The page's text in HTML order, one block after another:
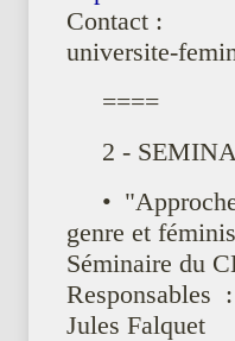
Contact :
universite-
====
2 -
•
genre et
Séminaire du
Jules Falquet